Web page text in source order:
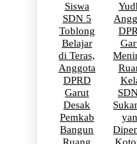
Siswa
SDN 5
Toblong
Belajar
di Teras,
Anggota
DPRD
Garut
Desak
Pemkab
Bangun